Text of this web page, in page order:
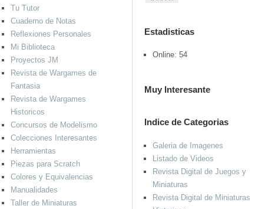
Estadisticas
Online: 54
Muy Interesante
Indice de Categorias
Galeria de Imagenes
Listado de Videos
Revista Digital de Juegos y
Miniaturas
Revista Digital de Miniaturas
Tu Tutor
Cuaderno de Notas
Reflexiones Personales
Mi Biblioteca
Proyectos JM
Revista de Wargames de
Fantasia
Revista de Wargames
Historicos
Concursos de Modelismo
Colecciones Interesantes
Herramientas
Piezas para Scratch
Colores y Equivalencias
Manualidades
Taller de Miniaturas